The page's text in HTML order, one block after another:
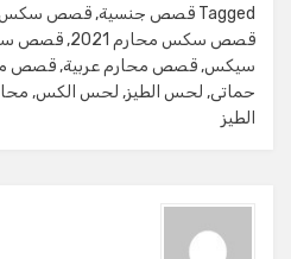
Tagged قصص جنسية, قصص سكس
قصص سكس محارم 2021
, قصص
سيكس, قصص محارم عربية, قصص
حماتى, لحس الطيز, لحس الكس,
الطيز